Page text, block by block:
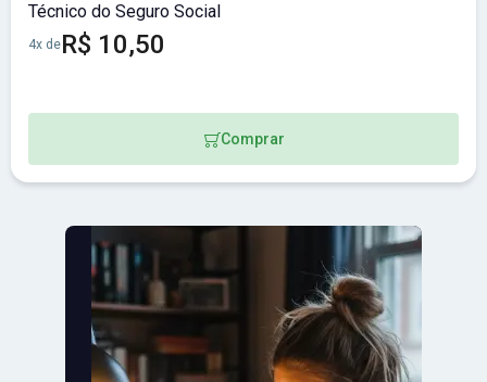
Técnico do Seguro Social
4x deR$ 10,50
Comprar